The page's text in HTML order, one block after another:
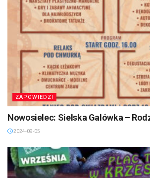
ZAPOWIEDZI
Nowosielec: Sielska Galówka –
2024-09-05